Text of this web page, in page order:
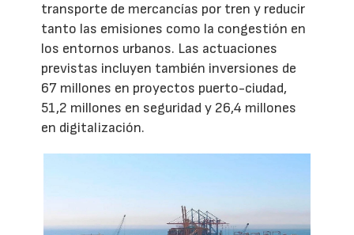
transporte de mercancías por tren y reducir
tanto las emisiones como la congestión en
los entornos urbanos. Las actuaciones
previstas incluyen también inversiones de
67 millones en proyectos puerto-ciudad,
51,2 millones en seguridad y 26,4 millones
en digitalización.